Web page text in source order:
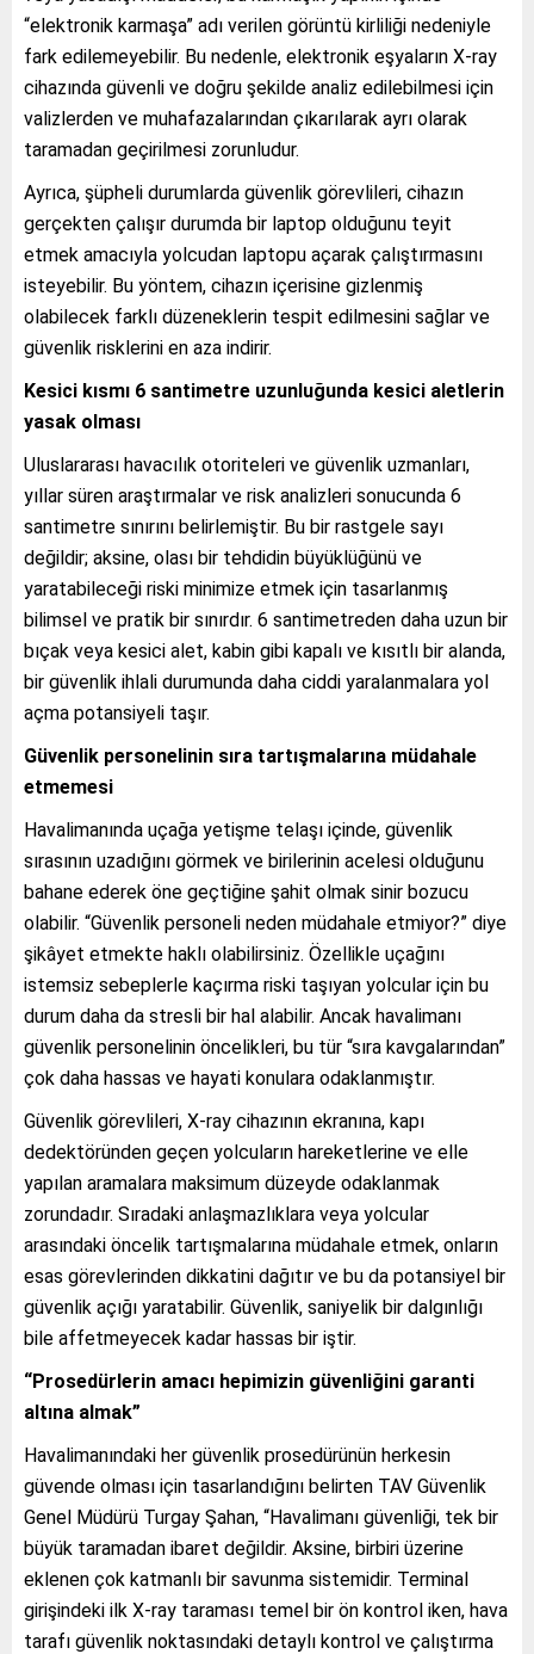
“elektronik karmaşa” adı verilen görüntü kirliliği nedeniyle
fark edilemeyebilir. Bu nedenle, elektronik eşyaların X-ray
cihazında güvenli ve doğru şekilde analiz edilebilmesi için
valizlerden ve muhafazalarından çıkarılarak ayrı olarak
taramadan geçirilmesi zorunludur.
Ayrıca, şüpheli durumlarda güvenlik görevlileri, cihazın
gerçekten çalışır durumda bir laptop olduğunu teyit
etmek amacıyla yolcudan laptopu açarak çalıştırmasını
isteyebilir. Bu yöntem, cihazın içerisine gizlenmiş
olabilecek farklı düzeneklerin tespit edilmesini sağlar ve
güvenlik risklerini en aza indirir.
Kesici kısmı 6 santimetre uzunluğunda kesici aletlerin
yasak olması
Uluslararası havacılık otoriteleri ve güvenlik uzmanları,
yıllar süren araştırmalar ve risk analizleri sonucunda 6
santimetre sınırını belirlemiştir. Bu bir rastgele sayı
değildir; aksine, olası bir tehdidin büyüklüğünü ve
yaratabileceği riski minimize etmek için tasarlanmış
bilimsel ve pratik bir sınırdır. 6 santimetreden daha uzun bir
bıçak veya kesici alet, kabin gibi kapalı ve kısıtlı bir alanda,
bir güvenlik ihlali durumunda daha ciddi yaralanmalara yol
açma potansiyeli taşır.
Güvenlik personelinin sıra tartışmalarına müdahale
etmemesi
Havalimanında uçağa yetişme telaşı içinde, güvenlik
sırasının uzadığını görmek ve birilerinin acelesi olduğunu
bahane ederek öne geçtiğine şahit olmak sinir bozucu
olabilir. “Güvenlik personeli neden müdahale etmiyor?” diye
şikâyet etmekte haklı olabilirsiniz. Özellikle uçağını
istemsiz sebeplerle kaçırma riski taşıyan yolcular için bu
durum daha da stresli bir hal alabilir. Ancak havalimanı
güvenlik personelinin öncelikleri, bu tür “sıra kavgalarından”
çok daha hassas ve hayati konulara odaklanmıştır.
Güvenlik görevlileri, X-ray cihazının ekranına, kapı
dedektöründen geçen yolcuların hareketlerine ve elle
yapılan aramalara maksimum düzeyde odaklanmak
zorundadır. Sıradaki anlaşmazlıklara veya yolcular
arasındaki öncelik tartışmalarına müdahale etmek, onların
esas görevlerinden dikkatini dağıtır ve bu da potansiyel bir
güvenlik açığı yaratabilir. Güvenlik, saniyelik bir dalgınlığı
bile affetmeyecek kadar hassas bir iştir.
“Prosedürlerin amacı hepimizin güvenliğini garanti
altına almak”
Havalimanındaki her güvenlik prosedürünün herkesin
güvende olması için tasarlandığını belirten TAV Güvenlik
Genel Müdürü Turgay Şahan, “Havalimanı güvenliği, tek bir
büyük taramadan ibaret değildir. Aksine, birbiri üzerine
eklenen çok katmanlı bir savunma sistemidir. Terminal
girişindeki ilk X-ray taraması temel bir ön kontrol iken, hava
tarafı güvenlik noktasındaki detaylı kontrol ve çalıştırma